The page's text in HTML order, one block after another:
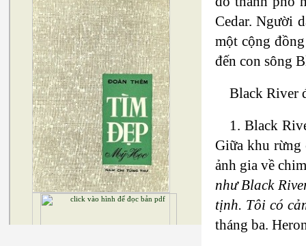
Cedar. Người
một cộng
đến con sông
Black River
1. Black
Giữa khu rừng
ảnh gia về
như Black
tịnh. Tôi có
tháng ba.